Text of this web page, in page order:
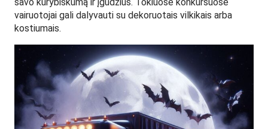
vairuotojai gali dalyvauti su dekoruotais vilkikais arba
kostiumais.